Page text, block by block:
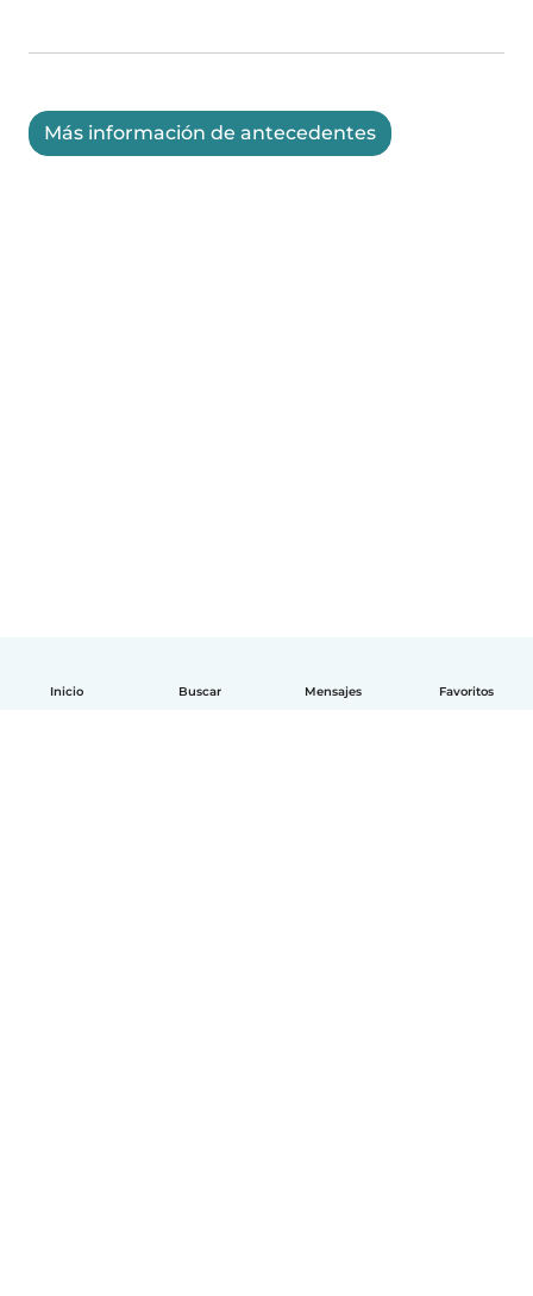
Inicio Buscar Mensajes Favoritos
Más información de antecedentes